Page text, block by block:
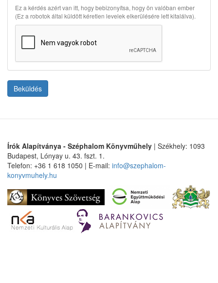
Ez a kérdés azért van itt, hogy bebizonyítsa, hogy ön valóban ember
(Ez a robotok által küldött kéretlen levelek elkerülésére lett kitalálva).
Beküldés
Írók Alapítványa - Széphalom Könyvműhely | Székhely: 1093
Budapest, Lónyay u. 43. fszt. 1.
Telefon: +36 1 618 1050 | E-mail: info@szephalom-
konyvmuhely.hu